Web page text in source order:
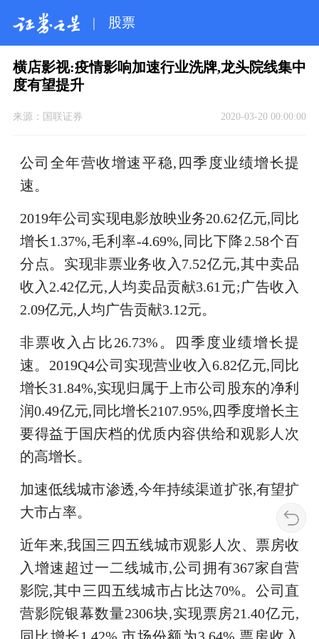
| 股票
横店影视:疫情影响加速行业洗牌,龙头院线集中
度有望提升
来源： 国联证券 2020-03-20 00:00:00
公司全年营收增速平稳,四季度业绩增长提
速。
2019年公司实现电影放映业务20.62亿元,同比
增长1.37%,毛利率-4.69%,同比下降2.58个百
分点。实现非票业务收入7.52亿元,其中卖品
收入2.42亿元,人均卖品贡献3.61元;广告收入
2.09亿元,人均广告贡献3.12元。
非票收入占比26.73%。四季度业绩增长提
速。2019Q4公司实现营业收入6.82亿元,同比
增长31.84%,实现归属于上市公司股东的净利
润0.49亿元,同比增长2107.95%,四季度增长主
要得益于国庆档的优质内容供给和观影人次
的高增长。
加速低线城市渗透,今年持续渠道扩张,有望扩
大市占率。
近年来,我国三四五线城市观影人次、票房收
入增速超过一二线城市,公司拥有367家自营
影院,其中三四五线城市占比达70%。公司直
营影院银幕数量2306块,实现票房21.40亿元,